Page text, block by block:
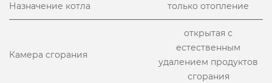
Назначение котла только отопление
Камера сгорания
открытая с
естественным
удалением продуктов
сгорания